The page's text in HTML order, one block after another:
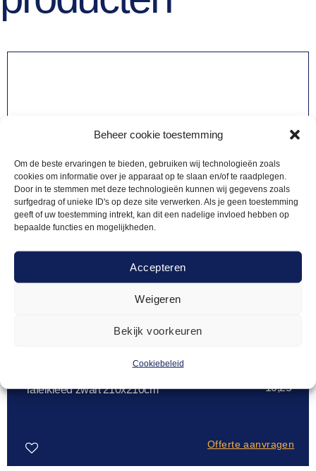
Beheer cookie toestemming
Om de beste ervaringen te bieden, gebruiken wij technologieën zoals
cookies om informatie over je apparaat op te slaan en/of te raadplegen.
Door in te stemmen met deze technologieën kunnen wij gegevens zoals
surfgedrag of unieke ID's op deze site verwerken. Als je geen toestemming
geeft of uw toestemming intrekt, kan dit een nadelige invloed hebben op
bepaalde functies en mogelijkheden.
Accepteren
Weigeren
Bekijk voorkeuren
Cookiebeleid
Tafelkleed zwart 210x210cm 10,25
Offerte aanvragen